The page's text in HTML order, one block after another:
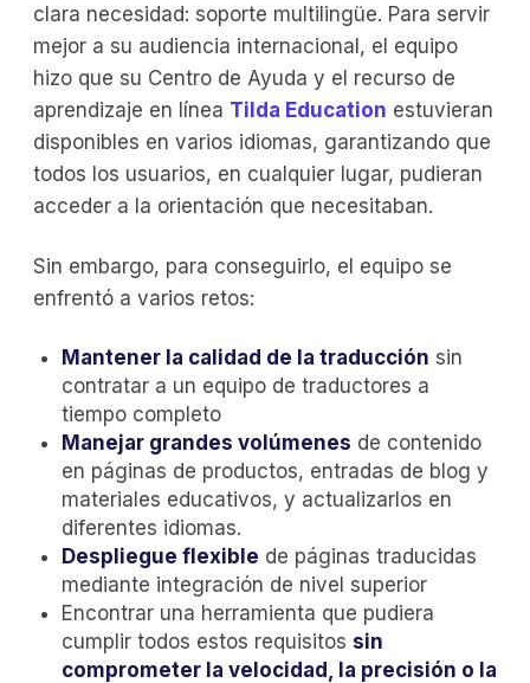
clara necesidad: soporte multilingüe. Para servir
mejor a su audiencia internacional, el equipo
hizo que su Centro de Ayuda y el recurso de
aprendizaje en línea Tilda Education estuvieran
disponibles en varios idiomas, garantizando que
todos los usuarios, en cualquier lugar, pudieran
acceder a la orientación que necesitaban.
Sin embargo, para conseguirlo, el equipo se
enfrentó a varios retos:
Mantener la calidad de la traducción sin
contratar a un equipo de traductores a
tiempo completo
Manejar grandes volúmenes de contenido
en páginas de productos, entradas de blog y
materiales educativos, y actualizarlos en
diferentes idiomas.
Despliegue flexible de páginas traducidas
mediante integración de nivel superior
Encontrar una herramienta que pudiera
cumplir todos estos requisitos sin
comprometer la velocidad, la precisión o la